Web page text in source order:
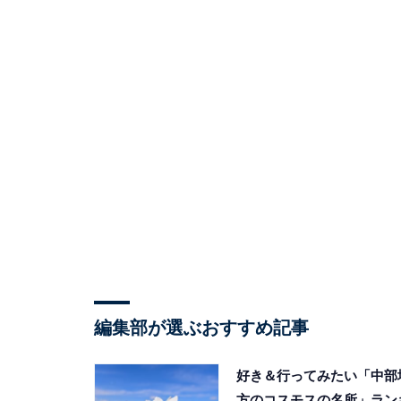
編集部が選ぶおすすめ記事
好き＆行ってみたい「中部